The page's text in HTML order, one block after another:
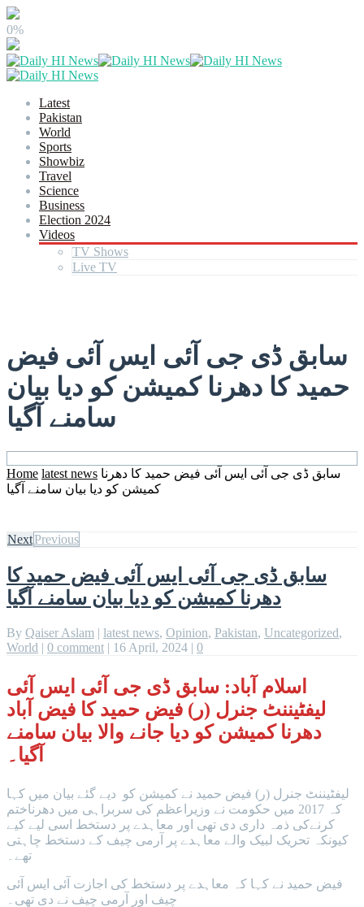
0%
Latest
Pakistan
World
Sports
Showbiz
Travel
Science
Business
Election 2024
Videos
TV Shows
Live TV
سابق ڈی جی آئی ایس آئی فیض
حمید کا دھرنا کمیشن کو دیا بیان
سامنے آگیا
Home latest news سابق ڈی جی آئی ایس آئی فیض حمید کا دھرنا
کمیشن کو دیا بیان سامنے آگیا
NextPrevious
سابق ڈی جی آئی ایس آئی فیض حمید کا
دھرنا کمیشن کو دیا بیان سامنے آگیا
By Qaiser Aslam | latest news, Opinion, Pakistan, Uncategorized,
World | 0 comment | 16 April, 2024 | 0
اسلام آباد: سابق ڈی جی آئی ایس آئی
لیفٹیننٹ جنرل (ر) فیض حمید کا فیض آباد
دھرنا کمیشن کو دیا جانے والا بیان سامنے
آگیا۔
لیفٹیننٹ جنرل (ر) فیض حمید نے کمیشن کو دیے گئے بیان میں کہا
کہ 2017 میں حکومت نے وزیراعظم کی سربراہی میں دھرناختم
کرنےکی ذمہ داری دی تھی اور معاہدے پر دستخط اسی لیے کیے
کیونکہ تحریک لبیک والے معاہدے پر آرمی چیف کے دستخط چاہتی
تھے۔
فیض حمید نے کہا کہ معاہدے پر دستخط کی اجازت آئی ایس آئی
چیف اور آرمی چیف نے دی تھی۔